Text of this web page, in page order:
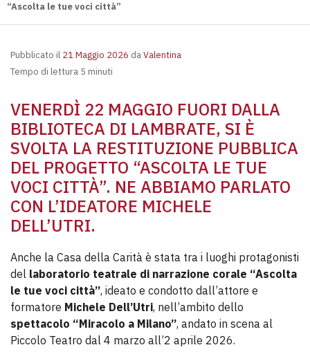
“Ascolta le tue voci città”
Pubblicato il 21 Maggio 2026 daValentina
Tempo di lettura 5 minuti
VENERDÌ 22 MAGGIO FUORI DALLA
BIBLIOTECA DI LAMBRATE, SI È
SVOLTA LA RESTITUZIONE PUBBLICA
DEL PROGETTO “ASCOLTA LE TUE
VOCI CITTÀ”. NE ABBIAMO PARLATO
CON L’IDEATORE MICHELE
DELL’UTRI.
Anche la Casa della Carità è stata tra i luoghi protagonisti
del laboratorio teatrale di narrazione corale “Ascolta
le tue voci città”, ideato e condotto dall’attore e
formatore Michele Dell’Utri, nell’ambito dello
spettacolo “Miracolo a Milano”, andato in scena al
Piccolo Teatro dal 4 marzo all’2 aprile 2026.